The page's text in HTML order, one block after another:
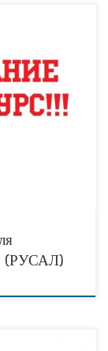
практик
оказать помощь
и медицинским
(РУСАЛ)